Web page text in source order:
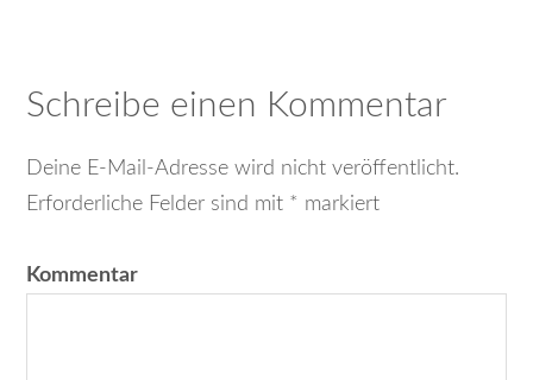
Schreibe einen Kommentar
Deine E-Mail-Adresse wird nicht veröffentlicht.
Erforderliche Felder sind mit * markiert
Kommentar